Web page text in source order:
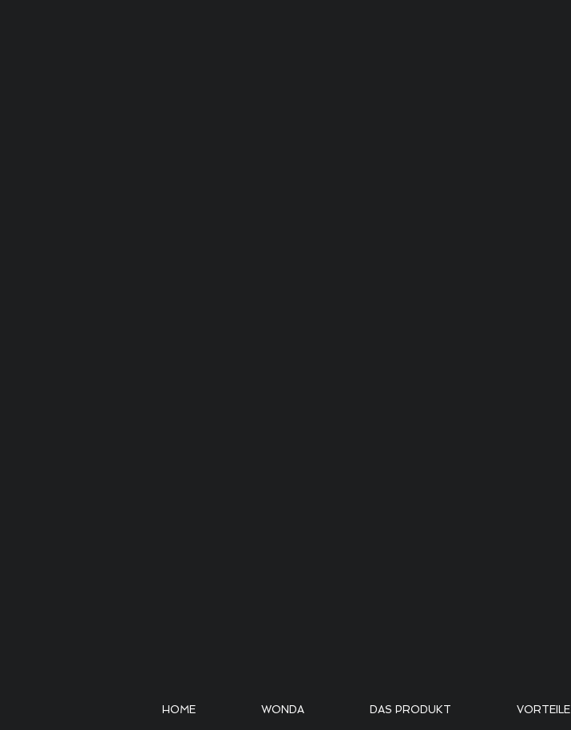
HOME WONDA DAS PRODUKT VORTEILE